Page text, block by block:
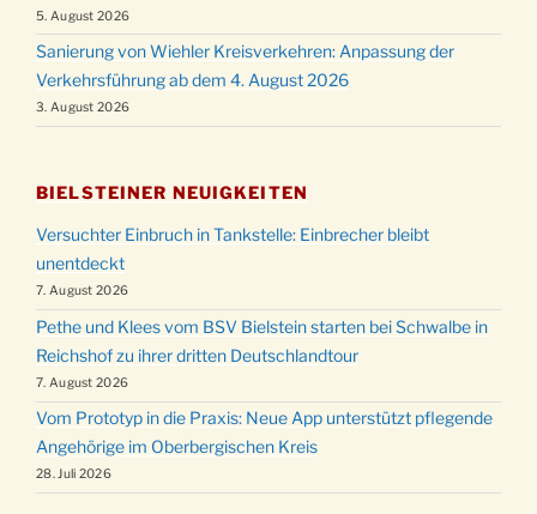
5. August 2026
Sanierung von Wiehler Kreisverkehren: Anpassung der
Verkehrsführung ab dem 4. August 2026
3. August 2026
BIELSTEINER NEUIGKEITEN
Versuchter Einbruch in Tankstelle: Einbrecher bleibt
unentdeckt
7. August 2026
Pethe und Klees vom BSV Bielstein starten bei Schwalbe in
Reichshof zu ihrer dritten Deutschlandtour
7. August 2026
Vom Prototyp in die Praxis: Neue App unterstützt pflegende
Angehörige im Oberbergischen Kreis
28. Juli 2026